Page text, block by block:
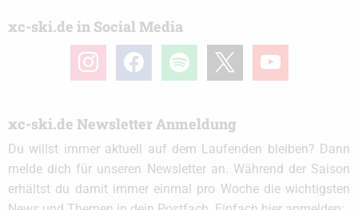
xc-ski.de in Social Media
instagramfacebook spotify youtube
xc-ski.de Newsletter Anmeldung
Du willst immer aktuell auf dem Laufenden bleiben? Dann
melde dich für unseren Newsletter an. Während der Saison
erhältst du damit immer einmal pro Woche die wichtigsten